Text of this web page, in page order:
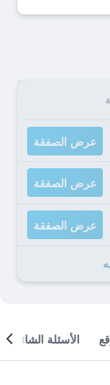
عرض الصفقة
عرض الصفقة
عرض الصفقة
الأسئلة الشائعة